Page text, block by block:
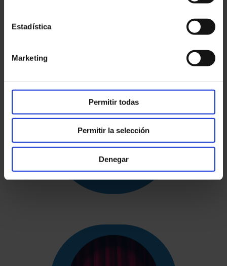
Estadística
Marketing
Permitir todas
Permitir la selección
Denegar
ATELIER
THÉÂTRE
LYCÉE